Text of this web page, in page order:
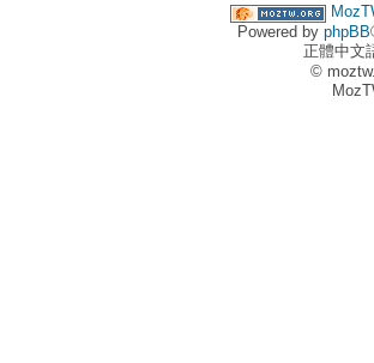
Powered by phpBB
正體中文
©